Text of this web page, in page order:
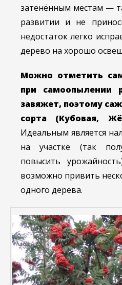
затенённым местам —
развитии и не
недостаток легко
дерево на хорошо
Можно отметить
при самоопылении
завяжет, поэтому
сорта (Кубовая,
Идеальным является
на участке (так
повысить
возможно привить
одного дерева.